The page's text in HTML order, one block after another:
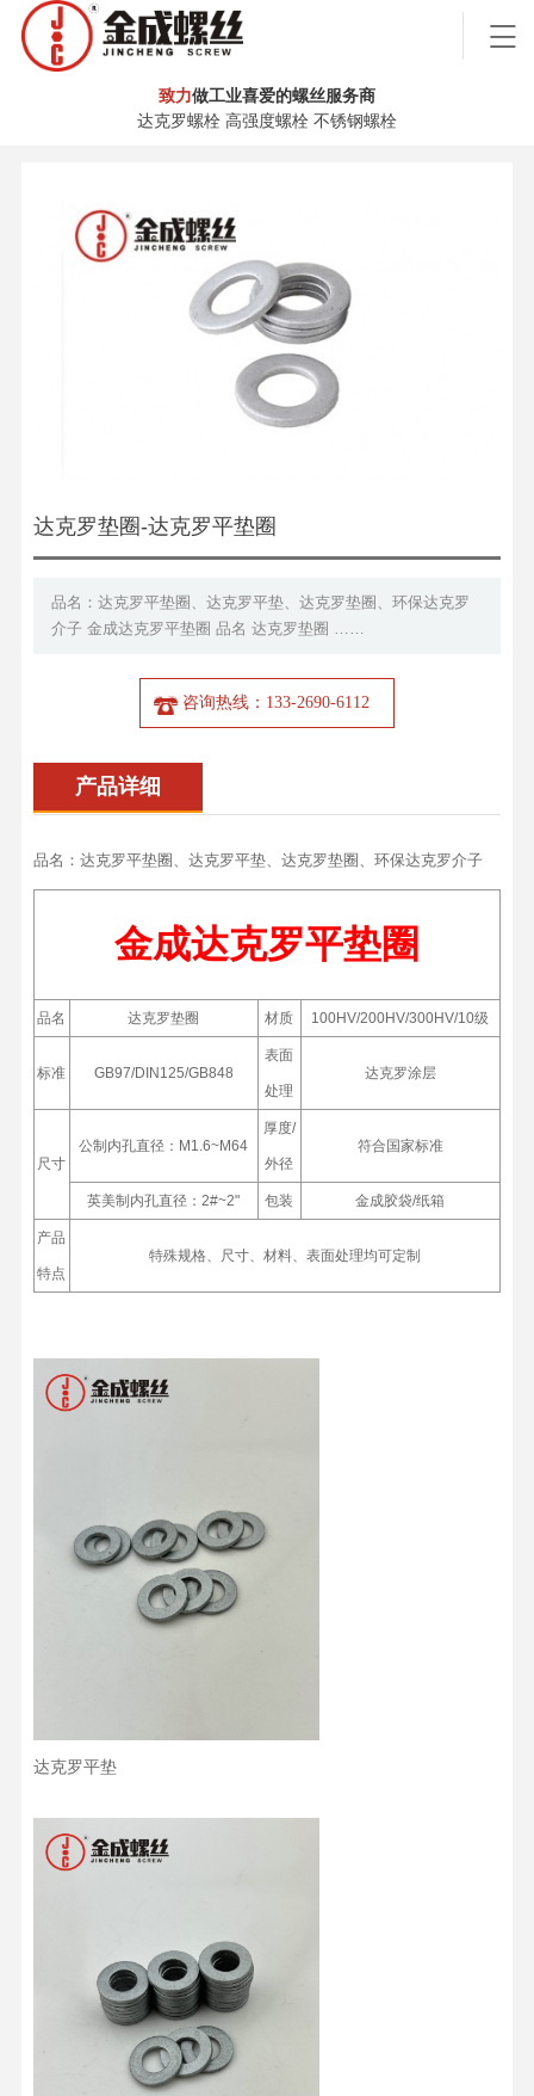
致力做工业喜爱的螺丝服务商
达克罗螺栓 高强度螺栓 不锈钢螺栓
达克罗垫圈-达克罗平垫圈
品名：达克罗平垫圈、达克罗平垫、达克罗垫圈、环保达克罗
介子 金成达克罗平垫圈 品名 达克罗垫圈 ……
咨询热线：133-2690-6112
产品详细
品名：达克罗平垫圈、达克罗平垫、达克罗垫圈、环保达克罗介子
金成达克罗平垫圈
品名 达克罗垫圈 材质 100HV/200HV/300HV/10级
标准 GB97/DIN125/GB848
表面
处理
达克罗涂层
尺寸
公制内孔直径：M1.6~M64
厚度/
外径
符合国家标准
英美制内孔直径：2#~2" 包装 金成胶袋/纸箱
产品
特点
特殊规格、尺寸、材料、表面处理均可定制
达克罗平垫